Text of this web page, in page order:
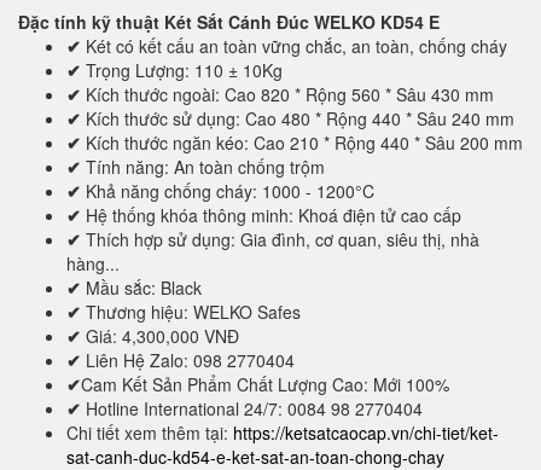
Đặc tính kỹ thuật Két Sắt Cánh Đúc WELKO KD54 E
✔ Két có kết cấu an toàn vững chắc, an toàn, chống cháy
✔ Trọng Lượng: 110 ± 10Kg
✔ Kích thước ngoài: Cao 820 * Rộng 560 * Sâu 430 mm
✔ Kích thước sử dụng: Cao 480 * Rộng 440 * Sâu 240 mm
✔ Kích thước ngăn kéo: Cao 210 * Rộng 440 * Sâu 200 mm
✔ Tính năng: An toàn chống trộm
✔ Khả năng chống cháy: 1000 - 1200°C
✔ Hệ thống khóa thông minh: Khoá điện tử cao cấp
✔ Thích hợp sử dụng: Gia đình, cơ quan, siêu thị, nhà
hàng...
✔ Mầu sắc: Black
✔ Thương hiệu: WELKO Safes
✔ Giá: 4,300,000 VNĐ
✔ Liên Hệ Zalo: 098 2770404
✔Cam Kết Sản Phẩm Chất Lượng Cao: Mới 100%
✔ Hotline International 24/7: 0084 98 2770404
Chi tiết xem thêm tại: https://ketsatcaocap.vn/chi-tiet/ket-
sat-canh-duc-kd54-e-ket-sat-an-toan-chong-chay